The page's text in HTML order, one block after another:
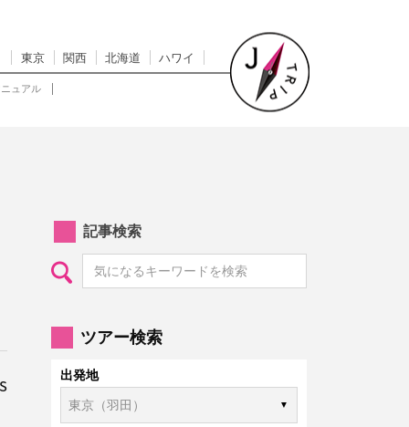
東京 関西 北海道 ハワイ
ュアル
記事検索
ツアー検索
出発地